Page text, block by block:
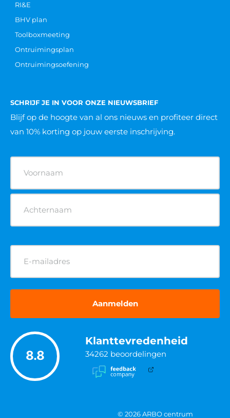
RI&E
BHV plan
Toolboxmeeting
Ontruimingsplan
Ontruimingsoefening
SCHRIJF JE IN VOOR ONZE NIEUWSBRIEF
Blijf op de hoogte van al ons nieuws en profiteer direct
van 10% korting op jouw eerste inschrijving.
(Vereist)
E-
mailadres
(Vereist)
8.8
Klanttevredenheid
34262 beoordelingen
© 2026 ARBO centrum